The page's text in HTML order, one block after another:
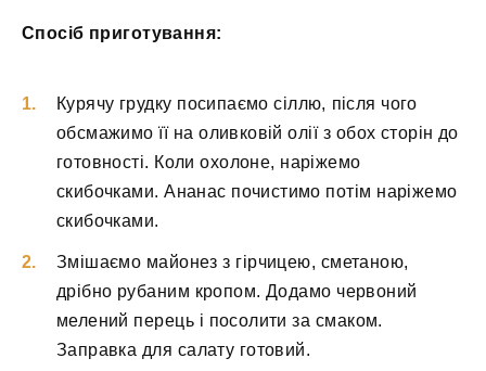
Спосіб приготування:
Курячу грудку посипаємо сіллю, після чого
обсмажимо її на оливковій олії з обох сторін до
готовності. Коли охолоне, наріжемо
скибочками. Ананас почистимо потім наріжемо
скибочками.
Змішаємо майонез з гірчицею, сметаною,
дрібно рубаним кропом. Додамо червоний
мелений перець і посолити за смаком.
Заправка для салату готовий.